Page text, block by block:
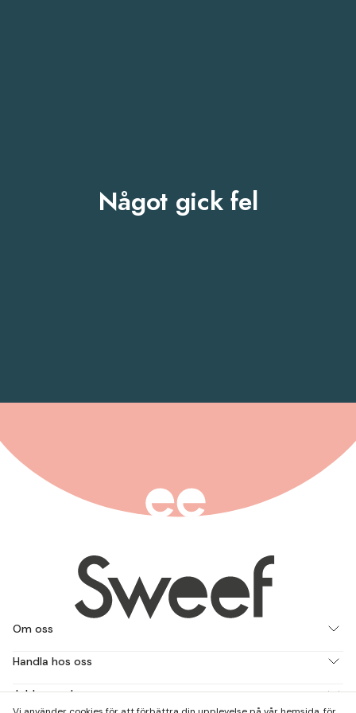
Något gick fel
Om oss
Handla hos oss
Jobba med oss